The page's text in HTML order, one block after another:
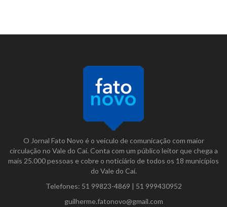
O Jornal Fato Novo é o veículo de comunicação com maior
circulação no Vale do Caí. Conta com um público leitor que chega a
mais 25.000 pessoas e cobre o noticiário de todos os 18 municípios
do Vale do Caí.
Telefones: 51 99823-4869 | 51 999430952
guilherme.fatonovo@gmail.com